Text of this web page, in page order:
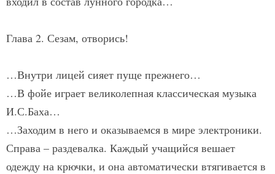
Глава 2. Сезам, отворись!
…Внутри лицей сияет пуще прежнего…
…В фойе играет великолепная классическая музыка
И.С.Баха…
…Заходим в него и оказываемся в мире электроники.
Справа – раздевалка. Каждый учащийся вешает
одежду на крючки, и она автоматически втягивается в